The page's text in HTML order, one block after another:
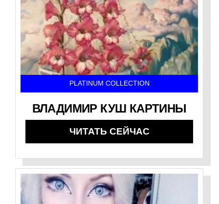
PLATINUM COLLECTION
ВЛАДИМИР КУШ КАРТИНЫ
ЧИТАТЬ СЕЙЧАС